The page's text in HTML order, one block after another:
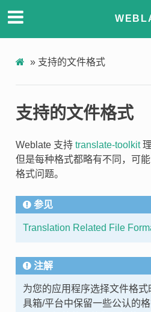
» 支持的文件格式
支持的文件格式
Weblate 支持 translate-toolkit
但是每种格式都略有不同，可
格式问题。
参见
Translation Related File
注解
为您的应用程序选择文件格
具箱/平台中保留一些公认的